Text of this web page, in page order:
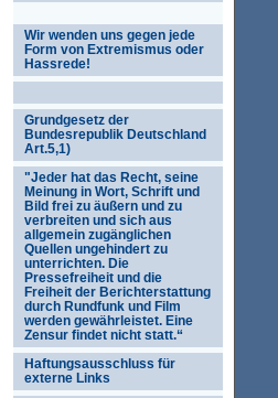
Wir wenden uns gegen jede
Form von Extremismus oder
Hassrede!
Grundgesetz der
Bundesrepublik Deutschland
Art.5,1)
"Jeder hat das Recht, seine
Meinung in Wort, Schrift und
Bild frei zu äußern und zu
verbreiten und sich aus
allgemein zugänglichen
Quellen ungehindert zu
unterrichten. Die
Pressefreiheit und die
Freiheit der Berichterstattung
durch Rundfunk und Film
werden gewährleistet. Eine
Zensur findet nicht statt.“
Haftungsausschluss für
externe Links